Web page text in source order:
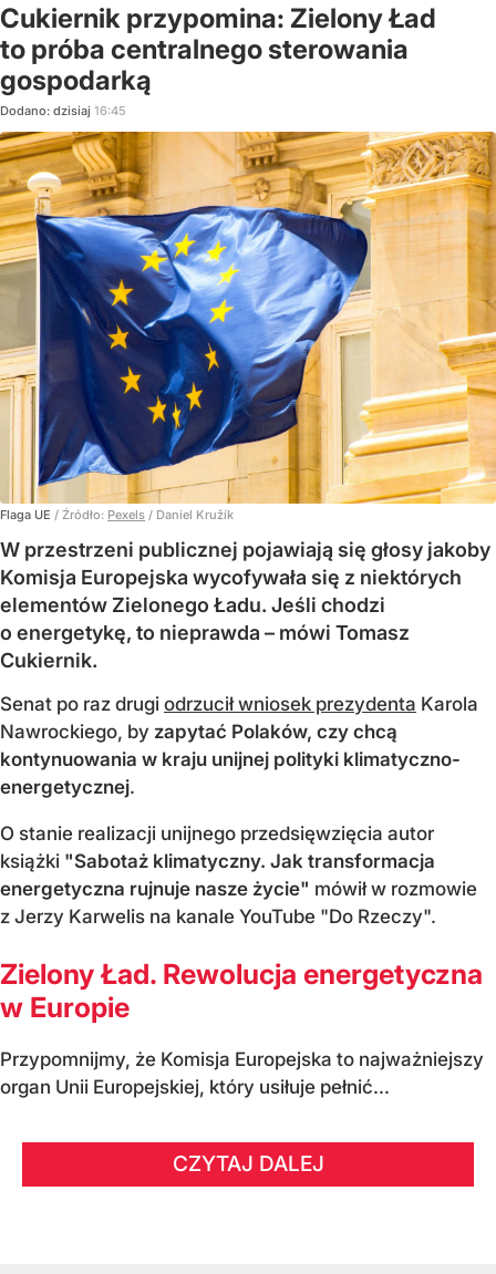
Cukiernik przypomina: Zielony Ład
to próba centralnego sterowania
gospodarką
Dodano: dzisiaj 16:45
Flaga UE / Źródło: Pexels / Daniel Kružík
W przestrzeni publicznej pojawiają się głosy jakoby
Komisja Europejska wycofywała się z niektórych
elementów Zielonego Ładu. Jeśli chodzi
o energetykę, to nieprawda – mówi Tomasz
Cukiernik.
Senat po raz drugi odrzucił wniosek prezydenta Karola
Nawrockiego, by zapytać Polaków, czy chcą
kontynuowania w kraju unijnej polityki klimatyczno-
energetycznej.
O stanie realizacji unijnego przedsięwzięcia autor
książki "Sabotaż klimatyczny. Jak transformacja
energetyczna rujnuje nasze życie" mówił w rozmowie
z Jerzy Karwelis na kanale YouTube "Do Rzeczy".
Zielony Ład. Rewolucja energetyczna
w Europie
Przypomnijmy, że Komisja Europejska to najważniejszy
organ Unii Europejskiej, który usiłuje pełnić...
CZYTAJ DALEJ